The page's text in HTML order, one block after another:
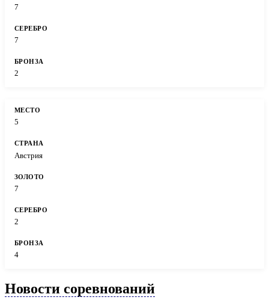
7
7
2
5
Австрия
7
2
4
Новости соревнований